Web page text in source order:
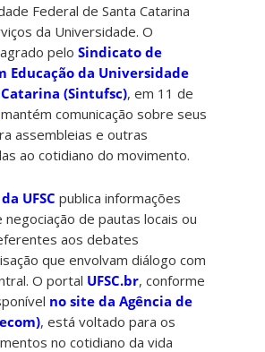
Federal de Santa Catarina
da Universidade.O
peloSindicato de
Educação da Universidade
(Sintufsc), em 11 de
mantém comunicação sobre seus
assembleias e outras
ao cotidiano do movimento.
UFSC publica informações
de pautas locais ou
aos debates
que envolvam diálogo com
O portal UFSC.br, conforme
no site da Agência de
, está voltado para os
no cotidiano da vida